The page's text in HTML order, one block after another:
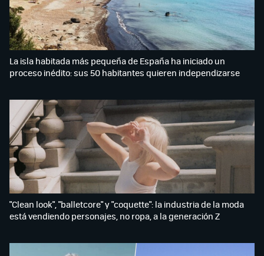
La isla habitada más pequeña de España ha iniciado un
proceso inédito: sus 50 habitantes quieren independizarse
"Clean look", "balletcore" y "coquette": la industria de la moda
está vendiendo personajes, no ropa, a la generación Z